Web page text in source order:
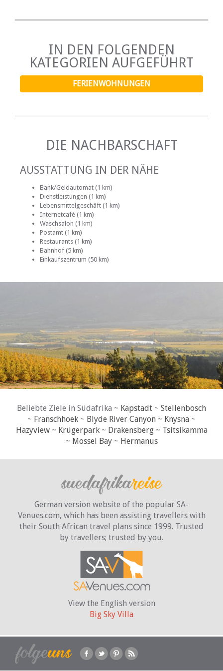
Kostenloses Wi-Fi
IN DEN FOLGENDEN
KATEGORIEN AUFGEFÜHRT
FERIENWOHNUNGEN
DIE NACHBARSCHAFT
AUSSTATTUNG IN DER NÄHE
Bank/Geldautomat (1 km)
Dienstleistungen (1 km)
Lebensmittelgeschäft (1 km)
Internetcafé (1 km)
Waschsalon (1 km)
Postamt (1 km)
Restaurants (1 km)
Bahnhof (5 km)
Einkaufszentrum (50 km)
Beliebte Ziele in Südafrika ~ Kapstadt ~ Stellenbosch
~ Franschhoek ~ Blyde River Canyon ~ Knysna ~
Hazyview~ Krügerpark~ Drakensberg~ Tsitsikamma
~ Mossel Bay~ Hermanus
German version website of the popular SA-
Venues.com, which has been assisting travellers with
their South African travel plans since 1999. Trusted
by travellers; trusted by you.
View the English version
Big Sky Villa